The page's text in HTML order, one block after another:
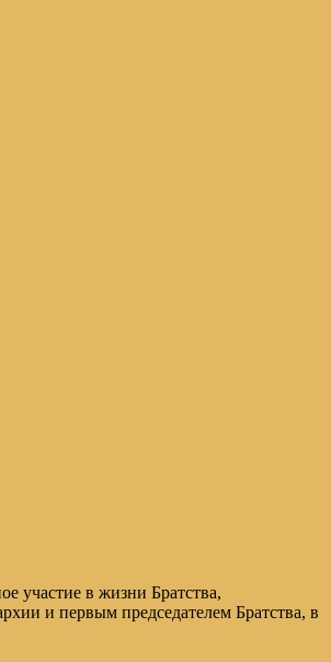
участие в жизни Братства,
и первым председателем Братства, в